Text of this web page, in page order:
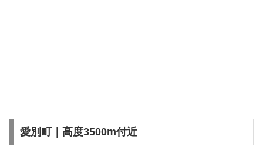
愛別町｜高度3500m付近